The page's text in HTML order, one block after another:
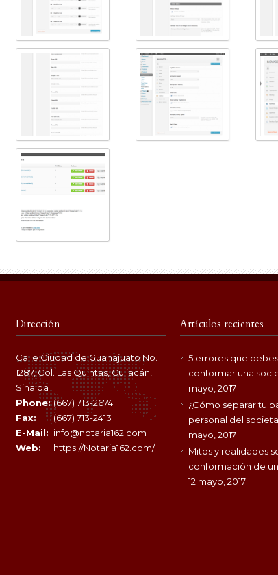
Dirección
Calle Ciudad de Guanajuato No.
1287, Col. Las Quintas, Culiacán,
Sinaloa
Phone:(667) 713-2674
Fax:
(667) 713-2413
E-Mail: info@notaria162.com
Web:
https://Notaria162.com/
Artículos recientes
5 errores que
conformar una
mayo, 2017
¿Cómo separar tu
personal del
mayo, 2017
Mitos y realidades
conformación de
12 mayo, 2017